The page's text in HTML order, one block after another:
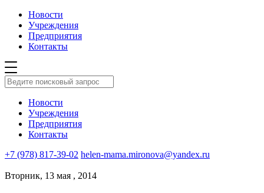
Новости
Учреждения
Предприятия
Контакты
Новости
Учреждения
Предприятия
Контакты
+7 (978) 817-39-02 helen-mama.mironova@yandex.ru
Вторник, 13 мая , 2014